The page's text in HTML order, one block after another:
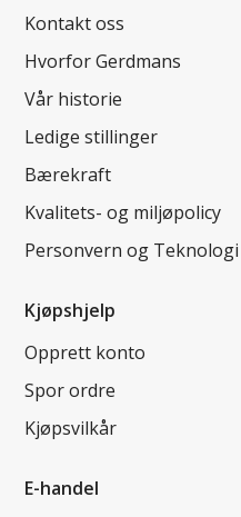
Kontakt oss
Hvorfor Gerdmans
Vår historie
Ledige stillinger
Bærekraft
Kvalitets- og miljøpolicy
Personvern og Teknologi
Kjøpshjelp
Opprett konto
Spor ordre
Kjøpsvilkår
E-handel